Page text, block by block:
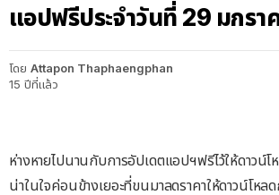
แอปฟรีประจำวันที่ 29 มกร
โดย Attapon Thaphaengphan
15 ปีที่แล้ว
ห่างหายไปนานกับการอัปเดตแอปฯฟรีไว้ให้ดาว
น่าในใจค่อนข้างเยอะที่ขนมาลดราคาให้ดาวน์โ